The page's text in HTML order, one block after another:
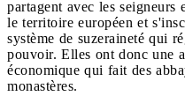
partagent avec les seigneurs
le territoire européen et
système de suzeraineté qui
pouvoir. Elles ont donc une
économique qui fait des
monastères.